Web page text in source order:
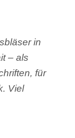
in
– als
für
Viel